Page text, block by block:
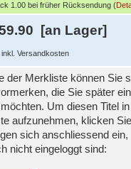
1.00 bei früher Rücksendung (
[an Lager]
inkl. Versandkosten
der Merkliste können Sie
die Sie später
Um diesen Titel
aufzunehmen, klicken
sich anschliessend ein,
nicht eingeloggt sind: